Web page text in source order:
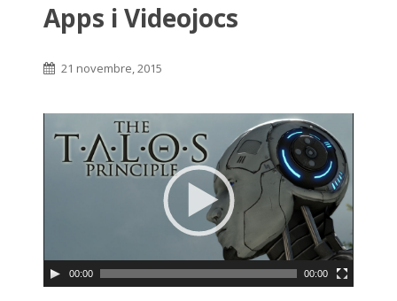
Apps i Videojocs
21 novembre, 2015
00:00 00:00